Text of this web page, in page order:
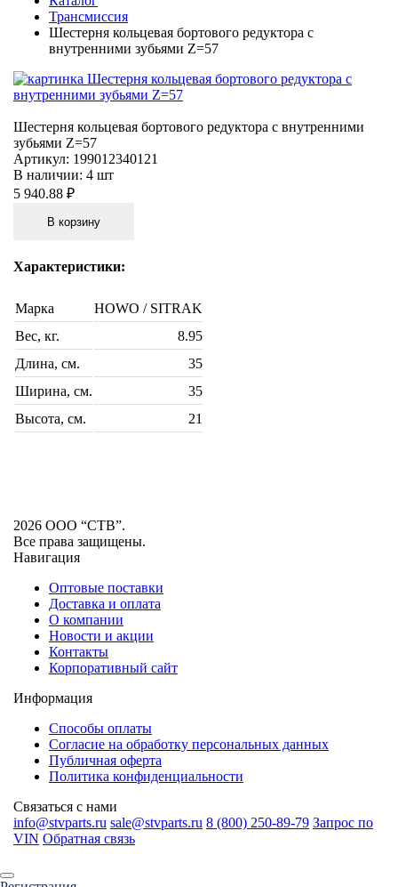
Трансмиссия
Шестерня кольцевая бортового редуктора с
внутренними зубьями Z=57
Шестерня кольцевая бортового редуктора с внутренними
зубьями Z=57
Артикул: 199012340121
В наличии: 4 шт
5 940.88 ₽
В корзину
Характеристики:
Марка
HOWO / SITRAK
Вес, кг.
8.95
Длина, см.
35
Ширина, см.
35
Высота, см.
21
2026 ООО “СТВ”.
Все права защищены.
Навигация
Оптовые поставки
Доставка и оплата
О компании
Новости и акции
Контакты
Корпоративный сайт
Информация
Способы оплаты
Согласие на обработку персональных данных
Публичная оферта
Политика конфиденциальности
Связаться с нами
info@stvparts.ru sale@stvparts.ru 8 (800) 250-89-79 Запрос по
VIN Обратная связь